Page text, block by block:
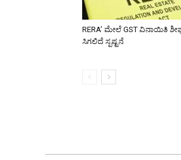
RERA’ ಮೇಲೆ GST ವಿನಾಯಿತಿ
ಸಿಗಲಿದೆ ಸ್ಪಷ್ಟನೆ